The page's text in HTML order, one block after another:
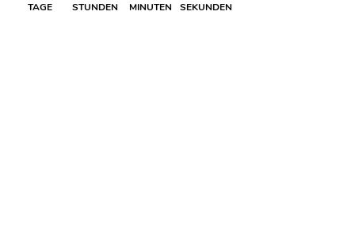
TAGE STUNDEN MINUTEN SEKUNDEN